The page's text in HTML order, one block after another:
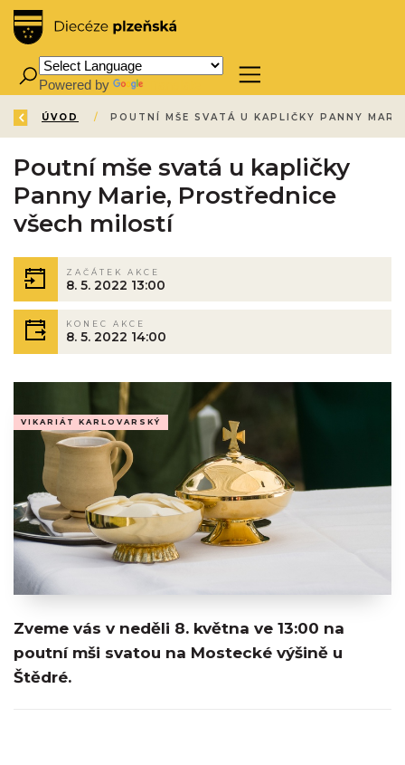
Powered by
ZPĚT
ÚVOD /
Poutní mše svatá u kapličky
Panny Marie, Prostřednice
všech milostí
ZAČÁTEK AKCE
8. 5. 2022 13:00
KONEC AKCE
8. 5. 2022 14:00
VIKARIÁT KARLOVARSKÝ
Zveme vás v neděli 8. května ve 13:00 na
poutní mši svatou na Mostecké výšině u
Štědré.